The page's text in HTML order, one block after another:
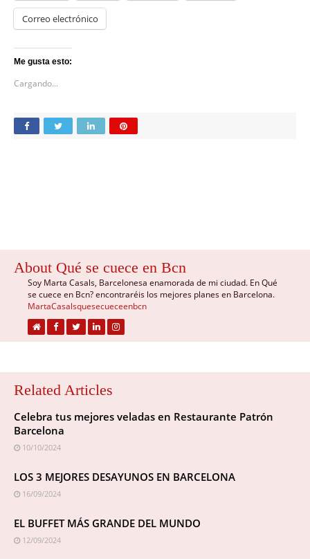
Correo electrónico
Me gusta esto:
Cargando...
About Qué se cuece en Bcn
Soy Marta Casals, Barcelonesa enamorada de mi ciudad. En Qué
se cuece en Bcn? encontraréis los mejores planes en Barcelona.
MartaCasalsquesecueceenbcn
Related Articles
Celebra tus mejores veladas en Restaurante Patrón
Barcelona
10/10/2024
LOS 3 MEJORES DESAYUNOS EN BARCELONA
16/09/2024
EL BUFFET MÁS GRANDE DEL MUNDO
12/09/2024